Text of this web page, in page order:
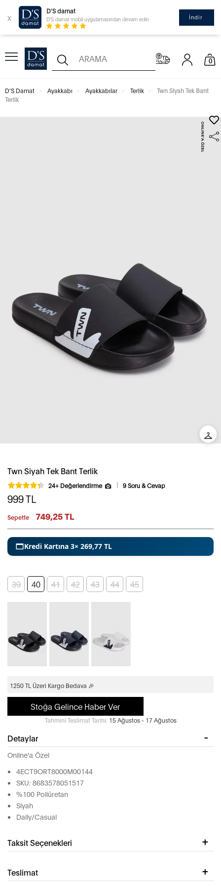
x
D'S damat
D'S damat mobil uygulamasından devam edin İndir
0
D'S Damat Ayakkabı Ayakkabılar Terlik
Twn Siyah Tek Bant
Terlik
Twn Siyah Tek Bant Terlik
24+ Değerlendirme 9 Soru & Cevap
999TL
Sepette 749,25 TL
Kredi Kartına 3× 269,77 TL
39 40 41 42 43 44 45
1250 TL Üzeri Kargo Bedava 🎉
Stoğa Gelince Haber Ver
Tahmini Teslimat Tarihi: 15 Ağustos - 17 Ağustos
Detaylar
Online'a Özel
4ECT9ORT8000M00144
SKU: 8683578051517
%100 Poliüretan
Siyah
Daily/Casual
Taksit Seçenekleri
Teslimat